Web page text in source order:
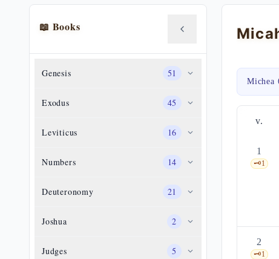
📖 Books
Genesis 51
Exodus 45
Leviticus 16
Numbers 14
Deuteronomy 21
Joshua 2
Judges 5
Michea
v.
1
🗝️1
2
🗝️1